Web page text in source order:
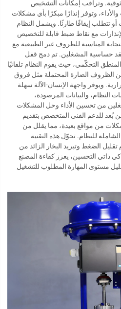
وتراقب إمكانات التشخيص
وتوفر إنذارًا مبكرًا بأي مشكلات
تتطلب إيقافًا طارئًا. ويشمل النظام
مع نقاط ضبط قابلة للتخصيص
المناسبة للظروف غير الطبيعية مع
تُفقد حساسية المشغلين. تم دمج قفل
التحكّمي، حيث يقوم النظام تلقائيًا
الظروف الضارة المحتملة مثل فروق
ويوفر واجهة الإنسان-الآلة سهلة
النظام، والبيانات المرصودة،
من تحسين الأداء وحل المشكلات
بُعد للدعم الفني المتخصص بتقديم
من مواقع بعيدة، مما يقلل من
للنظام. تحوّل هذه التقنية
تقليل الضغط وتبريد البخار الزائد من
ذاتي التحسين، يعزز كفاءة المصنع
مستوى المهارة المطلوب للتشغيل